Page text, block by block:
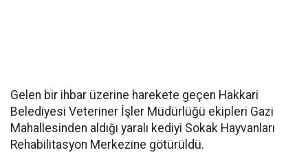
Gelen bir ihbar üzerine harekete geçen Hakkari
Belediyesi Veteriner İşler Müdürlüğü ekipleri Gazi
Mahallesinden aldığı yaralı kediyi Sokak Hayvanları
Rehabilitasyon Merkezine götürüldü.